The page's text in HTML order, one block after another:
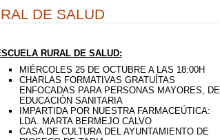
DE SALUD
RURAL DE SALUD:
MIÉRCOLES 25 DE OCTUBRE A LAS 18:00H
CHARLAS FORMATIVAS GRATUÍTAS
ENFOCADAS PARA PERSONAS MAYORES, DE
EDUCACIÓN SANITARIA
IMPARTIDA POR NUESTRA FARMACEÚTICA:
LDA. MARTA BERMEJO CALVO
CASA DE CULTURA DEL AYUNTAMIENTO DE